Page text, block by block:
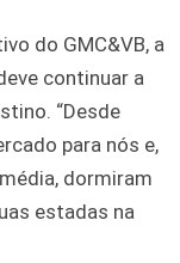
do GMC&VB, a
continuar a
“Desde
para nós e,
dormiram
estadas na